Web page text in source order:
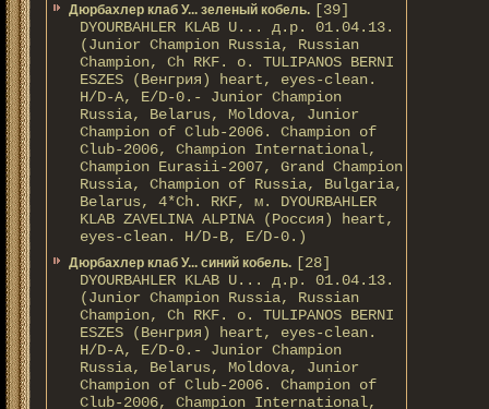
Дюрбахлер клаб У... зеленый кобель. [39]
DYOURBAHLER KLAB U... д.р. 01.04.13.
(Junior Champion Russia, Russian
Champion, Ch RKF. о. TULIPANOS BERNI
ESZES (Венгрия) heart, eyes-clean.
H/D-A, E/D-0.- Junior Champion
Russia, Belarus, Moldova, Junior
Champion of Club-2006. Champion of
Club-2006, Champion International,
Champion Eurasii-2007, Grand Champion
Russia, Champion of Russia, Bulgaria,
Belarus, 4*Ch. RKF, м. DYOURBAHLER
KLAB ZAVELINA ALPINA (Россия) heart,
eyes-clean. H/D-В, E/D-0.)
Дюрбахлер клаб У... синий кобель. [28]
DYOURBAHLER KLAB U... д.р. 01.04.13.
(Junior Champion Russia, Russian
Champion, Ch RKF. о. TULIPANOS BERNI
ESZES (Венгрия) heart, eyes-clean.
H/D-A, E/D-0.- Junior Champion
Russia, Belarus, Moldova, Junior
Champion of Club-2006. Champion of
Club-2006, Champion International,